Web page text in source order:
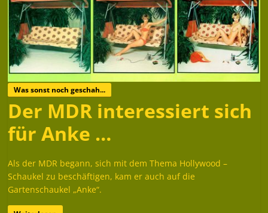
Was sonst noch geschah...
Der MDR interessiert sich
für Anke …
Als der MDR begann, sich mit dem Thema Hollywood –
Schaukel zu beschäftigen, kam er auch auf die
Gartenschaukel „Anke“.